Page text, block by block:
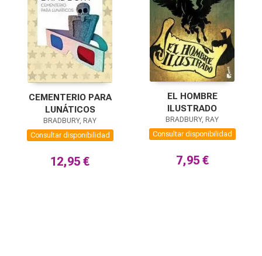
CEMENTERIO PARA
LUNÁTICOS
BRADBURY, RAY
Consultar disponibilidad
12,95 €
EL HOMBRE
ILUSTRADO
BRADBURY, RAY
Consultar disponibilidad
7,95 €